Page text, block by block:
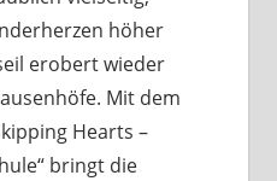
höher
erobert wieder
Mit dem
Hearts –
bringt die